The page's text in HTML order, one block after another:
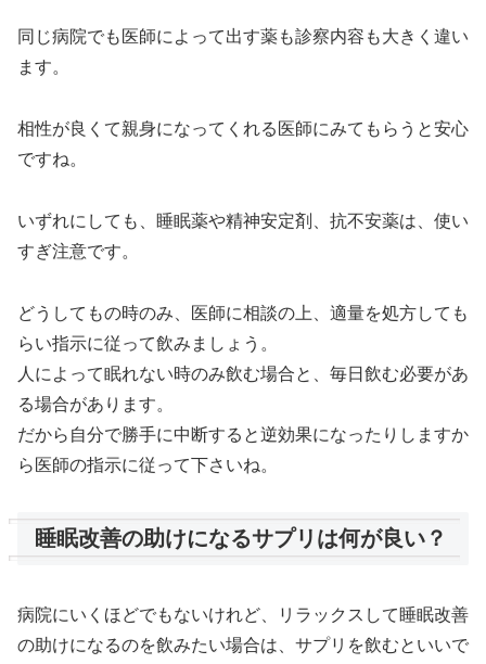
同じ病院でも医師によって出す薬も診察内容も大きく違い
ます。
相性が良くて親身になってくれる医師にみてもらうと安心
ですね。
いずれにしても、睡眠薬や精神安定剤、抗不安薬は、使い
すぎ注意です。
どうしてもの時のみ、
医師に相談の上、適量を処方しても
らい指示に従って飲みましょう。
人によって眠れない時のみ飲む場合と、毎日飲む必要があ
る場合があります。
だから自分で勝手に中断すると逆効果になったりしますか
ら医師の指示に従って下さいね。
睡眠改善の助けになるサプリは何が良い？
病院にいくほどでもないけれど、リラックスして睡眠改善
の助けになるのを飲みたい場合は、サプリを飲むといいで